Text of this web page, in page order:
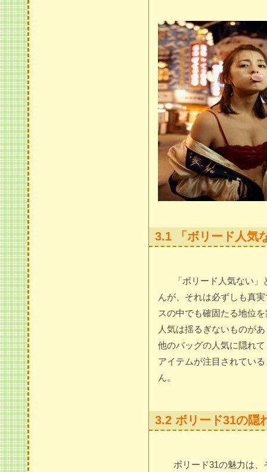
3.1 「ボリード人気
「ボリード人気ない
んが、それは必ずしも真
スの中でも確固たる地位
人気は揺るぎないものが
他のバッグの人気に隠れ
アイテムが注目されてい
ん。
3.2 ボリード31の隠
ボリード31の魅力は